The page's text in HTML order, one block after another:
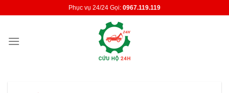
Phục vụ 24/24 Gọi: 0967.119.119